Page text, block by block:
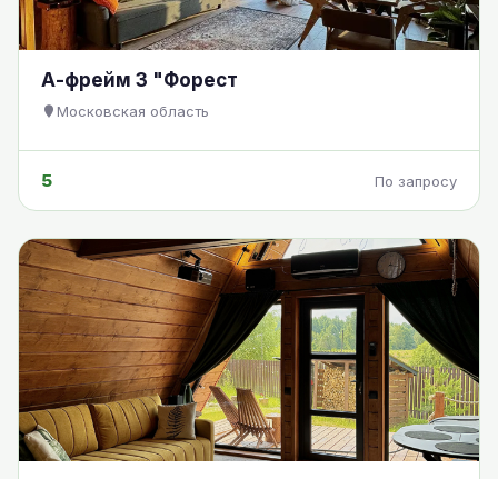
А-фрейм 3 "Форест
Московская область
5 По запросу